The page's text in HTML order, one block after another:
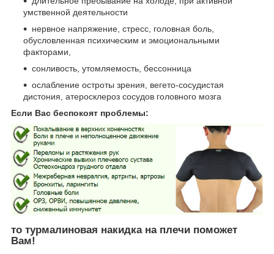
умственной деятельности
нервное напряжение, стресс, головная боль,
обусловленная психическим и эмоциональными
факторами,
сонливость, утомляемость, бессонница
ослабление остроты зрения, вегето-сосудистая
дистония, атеросклероз сосудов головного мозга
Если Вас беспокоят проблемы:
то турмалиновая накидка на плечи поможет
Вам!